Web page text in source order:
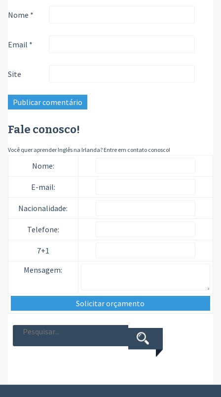
Nome *
Email *
Site
Fale conosco!
Você quer aprender Inglês na Irlanda? Entre em contato conosco!
Nome:
E-mail:
Nacionalidade:
Telefone:
7+1
Mensagem: